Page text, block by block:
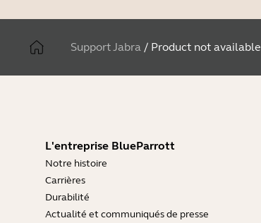
Support Jabra / Product not available
L'entreprise BlueParrott
Notre histoire
Carrières
Durabilité
Actualité et communiqués de presse